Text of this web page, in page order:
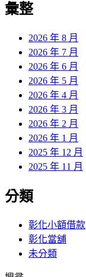
覽
彙整
2026 年 8 月
2026 年 7 月
2026 年 6 月
2026 年 5 月
2026 年 4 月
2026 年 3 月
2026 年 2 月
2026 年 1 月
2025 年 12 月
2025 年 11 月
分類
彰化小額借款
彰化當舖
未分類